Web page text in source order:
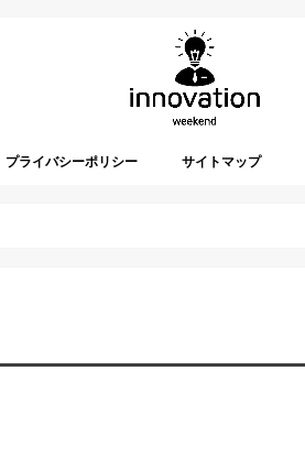
プライバシーポリシー サイトマップ